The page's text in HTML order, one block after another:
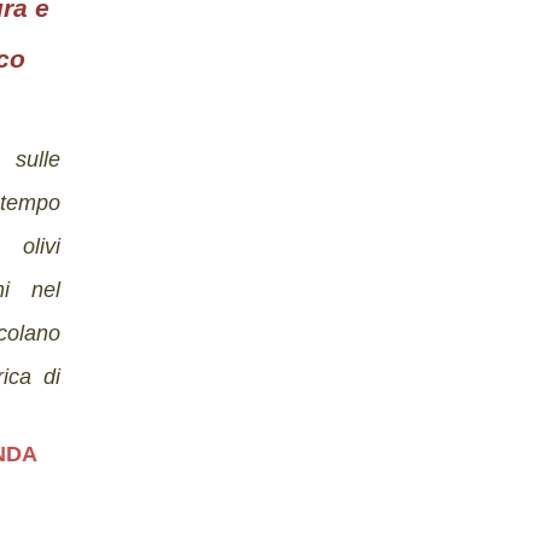
e
sulle
olivi
nel
di